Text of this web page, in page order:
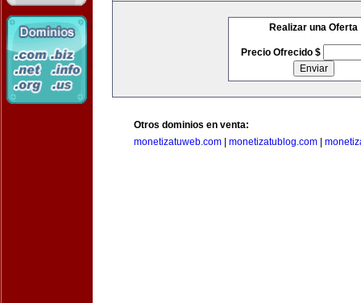
Realizar una Oferta
Precio Ofrecido $
Otros dominios en venta:
monetizatuweb.com
monetizatublog.com